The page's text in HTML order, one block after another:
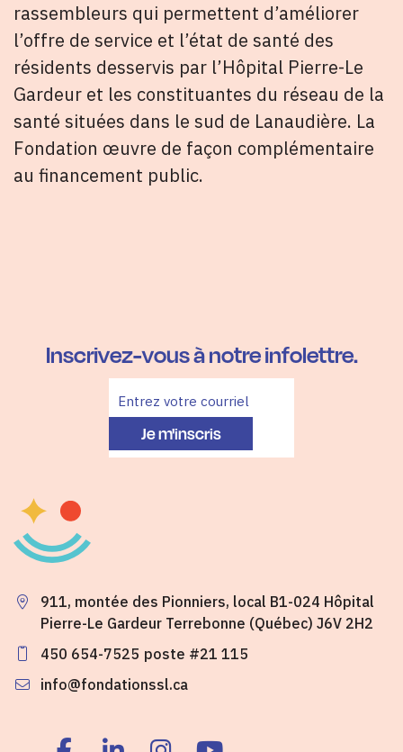
rassembleurs qui permettent d’améliorer
l’offre de service et l’état de santé des
résidents desservis par l’Hôpital Pierre-Le
Gardeur et les constituantes du réseau de la
santé situées dans le sud de Lanaudière. La
Fondation œuvre de façon complémentaire
au financement public.
Inscrivez-vous à notre infolettre.
Je m'inscris
911, montée des Pionniers, local B1-024 Hôpital
Pierre-Le Gardeur Terrebonne (Québec) J6V 2H2
450 654-7525 poste #21 115
info@fondationssl.ca